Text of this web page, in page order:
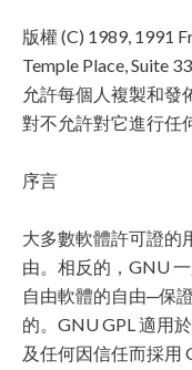
版權 (C) 1989, 1991
Temple Place, Suite
允許每個人複製和發
對不允許對它進行任
序言
大多數軟體許可證的
由。相反的，GNU
自由軟體的自由─保
的。GNU GPL 適用
及任何因信任而採用